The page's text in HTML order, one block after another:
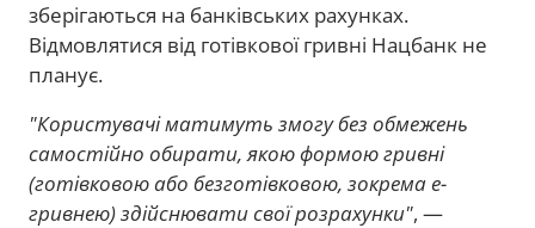
зберігаються на банківських рахунках.
Відмовлятися від готівкової гривні Нацбанк не
планує.
"Користувачі матимуть змогу без обмежень
самостійно обирати, якою формою гривні
(готівковою або безготівковою, зокрема е-
гривнею) здійснювати свої розрахунки", —